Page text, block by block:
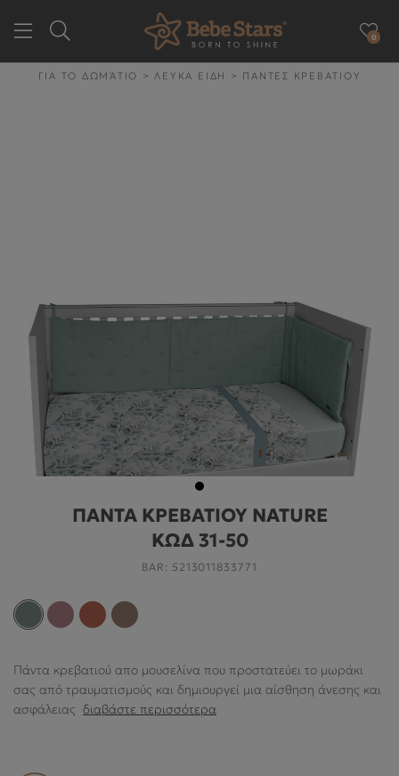
GR EN
ΓΙΑ ΤΟ ΑΥΤΟΚΙΝΗΤΟ
ΓΙΑ ΤΗΝ ΥΓΙΕΙΝΉ & ΤΟ
ΓΙΑ ΤΟ ΔΩΜΆΤΙΟ
ΓΙΑ ΤΟ ΠΑΙΧΝΊΔΙ
Ο ΛΟΓΑΡΙΑΣΜΌΣ ΜΟΥ
ABOUT US
0
ΓΙΑ ΤΟ ΔΩΜΆΤΙΟ >ΛΕΥΚΑ ΕΙΔΗ > ΠΑΝΤΕΣ ΚΡΕΒΑΤΙΟΥ
ΠΑΝΤΑ ΚΡΕΒΑΤΙΟΥ NATURE
ΚΩΔ 31-50
BAR: 5213011833771
Πάντα κρεβατιού απο μουσελίνα που προστατεύει το μωράκι
σας από τραυματισμούς και δημιουργεί μια αίσθηση άνεσης και
ασφάλειας διαβάστε περισσότερα